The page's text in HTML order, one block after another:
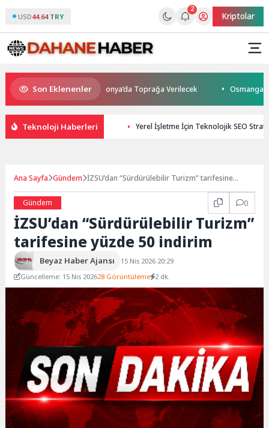
USD44.64 TRY
2
Kriptolar
Son Eklenenler
Kaybetti: Kuzey Makedonya’da Toprağa Verilecek
Teknoloji Haberleri Yerel İşletme İçin Teknolojik SEO
Ana Sayfa Gündem İZSU’dan “Sürdürülebilir Turizm” tarifesine
Gündem
0
İZSU’dan “Sürdürülebilir Turizm”
tarifesine yüzde 50 indirim
Beyaz Haber Ajansı
15 Nis 2026 20:29
Güncelleme: 15 Nis 202628 Görüntüleme 2 dk.